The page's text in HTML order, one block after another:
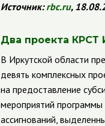
Источник:rbc.ru,
Два проекта КРСТ
В Иркутской области
девять комплексных
на предоставление
мероприятий
ассигнований,